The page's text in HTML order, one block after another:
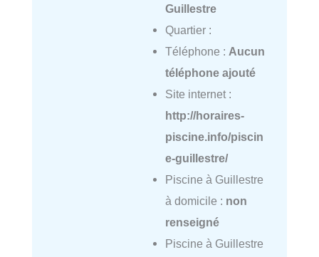
Guillestre
Quartier :
Téléphone : Aucun
téléphone ajouté
Site internet :
http://horaires-
piscine.info/piscin
e-guillestre/
Piscine à Guillestre
à domicile : non
renseigné
Piscine à Guillestre